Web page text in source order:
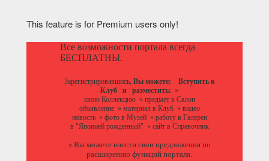
This feature is for Premium users only!
Все возможности портала всегда
БЕСПЛАТНЫ.
Зарегистрировавшись, Вы можете:
Вступить в
Клуб
и разместить: »
свою Коллекцию» предмет в Салон
объявление» материал в Клуб» видео
новость» фото в Музей» работу в Галереи
в "Японией рожденный" » сайт в Справочник
» Вы можете внести свои предложенияпо
расширению функций портала.